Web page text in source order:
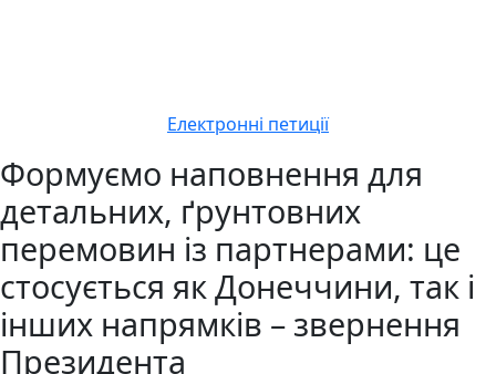
Електронні петиції
Формуємо наповнення для
детальних, ґрунтовних
перемовин із партнерами: це
стосується як Донеччини, так і
інших напрямків – звернення
Президента